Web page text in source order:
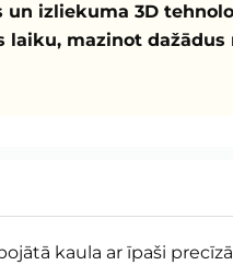
un izliekuma 3D
laiku, mazinot dažādus
kaula ar īpaši